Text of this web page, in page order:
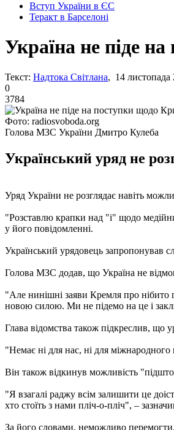
Вступ України в ЄС
Теракт в Барселоні
Україна не піде
Текст: Надтока Світлана, 14 листопада
0
3784
Фото: radiosvoboda.org
Голова МЗС України Дмитро Кулеба
Український уряд не
Уряд України не розглядає навіть
"Розставлю крапки над "i" щодо
у його повідомленні.
Український урядовець запропонував
Голова МЗС додав, що Україна не
"Але нинішні заяви Кремля про нібито
новою силою. Ми не підемо на це і
Глава відомства також підкреслив, що
"Немає ні для нас, ні для
Він також відкинув можливість
"Я взагалі раджу всім залишити це
хто стоїть з нами пліч-о-пліч", –
За його словами, неможливо